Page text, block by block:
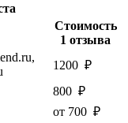
Стоимость
1 отзыва
1200 ₽
800 ₽
от 700 ₽